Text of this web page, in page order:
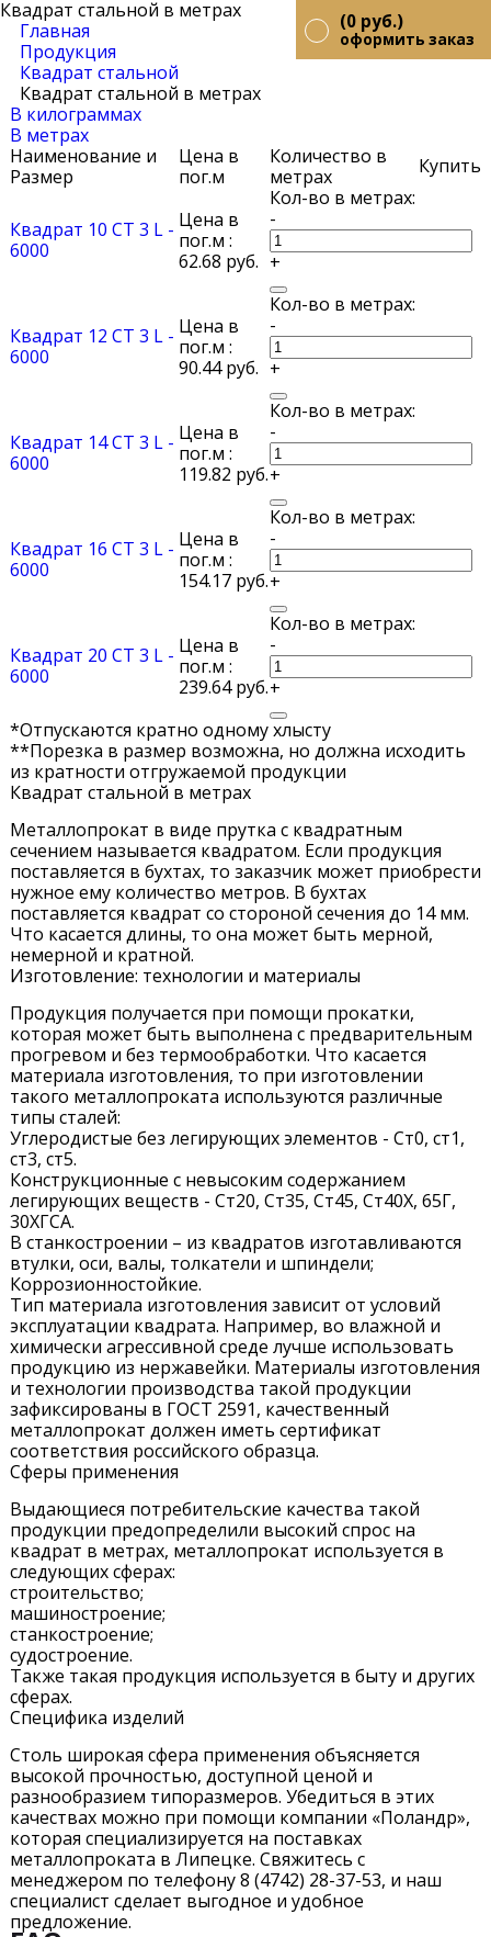
(0 руб.)
оформить заказ
Квадрат стальной в метрах
Главная
Продукция
Квадрат стальной
Квадрат стальной в метрах
В килограммах
В метрах
Наименование и
Размер
Цена в
пог.м
Количество в
метрах
Купить
Квадрат 10 СТ 3 L -
6000
Цена в
пог.м :
62.68 руб.
-
+
Квадрат 12 СТ 3 L -
6000
Цена в
пог.м :
90.44 руб.
-
+
Квадрат 14 СТ 3 L -
6000
Цена в
пог.м :
119.82 руб.
-
+
Квадрат 16 СТ 3 L -
6000
Цена в
пог.м :
154.17 руб.
-
+
Квадрат 20 СТ 3 L -
6000
Цена в
пог.м :
239.64 руб.
-
+
*Отпускаются кратно одному хлысту
**Порезка в размер возможна, но должна исходить
из кратности отгружаемой продукции
Квадрат стальной в метрах
Металлопрокат в виде прутка с квадратным
сечением называется квадратом. Если продукция
поставляется в бухтах, то заказчик может приобрести
нужное ему количество метров. В бухтах
поставляется квадрат со стороной сечения до 14 мм.
Что касается длины, то она может быть мерной,
немерной и кратной.
Изготовление: технологии и материалы
Продукция получается при помощи прокатки,
которая может быть выполнена с предварительным
прогревом и без термообработки. Что касается
материала изготовления, то при изготовлении
такого металлопроката используются различные
типы сталей:
Углеродистые без легирующих элементов - Ст0, ст1,
ст3, ст5.
Конструкционные с невысоким содержанием
легирующих веществ - Ст20, Ст35, Ст45, Ст40Х, 65Г,
30ХГСА.
В станкостроении – из квадратов изготавливаются
втулки, оси, валы, толкатели и шпиндели;
Коррозионностойкие.
Тип материала изготовления зависит от условий
эксплуатации квадрата. Например, во влажной и
химически агрессивной среде лучше использовать
продукцию из нержавейки. Материалы изготовления
и технологии производства такой продукции
зафиксированы в ГОСТ 2591, качественный
металлопрокат должен иметь сертификат
соответствия российского образца.
Сферы применения
Выдающиеся потребительские качества такой
продукции предопределили высокий спрос на
квадрат в метрах, металлопрокат используется в
следующих сферах:
строительство;
машиностроение;
станкостроение;
судостроение.
Также такая продукция используется в быту и других
сферах.
Специфика изделий
Столь широкая сфера применения объясняется
высокой прочностью, доступной ценой и
разнообразием типоразмеров. Убедиться в этих
качествах можно при помощи компании «Поландр»,
которая специализируется на поставках
металлопроката в Липецке. Свяжитесь с
менеджером по телефону 8 (4742) 28-37-53, и наш
специалист сделает выгодное и удобное
предложение.